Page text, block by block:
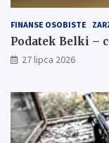
FINANSE OSOBISTE
Podatek Belki –
27 lipca 2026